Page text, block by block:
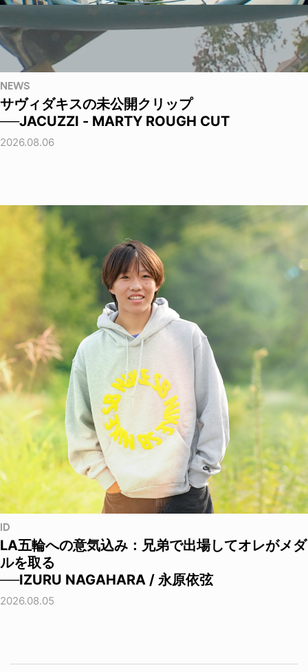
NEWS
サヴィダキスの未公開クリップ
──JACUZZI - MARTY ROUGH CUT
2026.08.06
ID
LA五輪への意気込み：兄弟で出場してオレがメダ
ルを取る
──IZURU NAGAHARA / 永原依弦
2026.08.05